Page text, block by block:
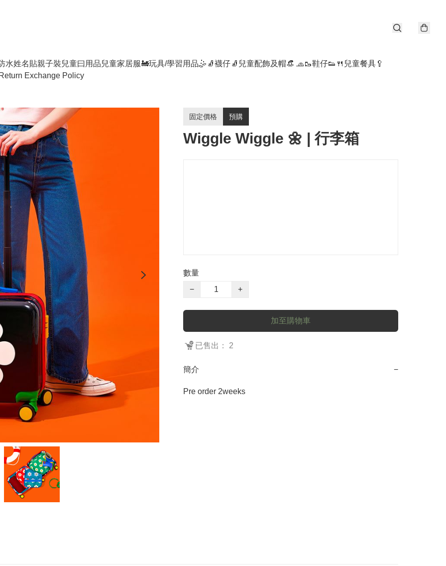
水姓名貼親子裝兒童曰用品兒童家居服🚂玩具/學習用品🤹 🧦襪仔🧦 兒童配飾及帽👒 🧢🥾鞋仔👟 🍴兒童餐具🥄
Exchange Policy
固定價格 預購
Wiggle Wiggle 🌼 | 行李箱
數量
−
+
加至購物車
已售出： 2
簡介 −
Pre order 2weeks